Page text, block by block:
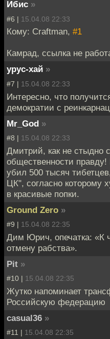
Ибис »
#6 | 15.04.08 22:33
Кому: Craftman, #1
Камрад, ссылка не
урус-хай »
#7 | 15.04.08 22:33
Интересно, что
демократии с
Mr_God »
#8 | 15.04.08 22:33
Дмитрий, как не стыдно
общественности
убил 500 тысяч
ЦК", согласно которому
в красивые попки.
Ground Zero »
#9 | 15.04.08 22:35
Дим Юрич, опечатка: «К
отмену рабства».
Pit »
#10 | 15.04.08 22:35
Жутко напоминает
Российскую федерацию
casual36 »
#11 | 15.04.08 22:35